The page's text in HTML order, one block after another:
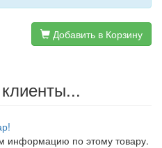
Добавить в Корзину
информацию по этому товару.